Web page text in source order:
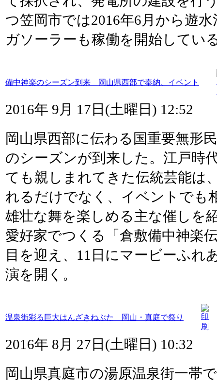
つ笠岡市では2016年6月から遊
ガソーラーも稼働を開始してい
備中神楽のシーズン到来 岡山県西部で奉納、イベント
2016年 9月 17日(土曜日) 12:52
岡山県西部に伝わる国重要無形
のシーズンが到来した。江戸時
ても親しまれてきた伝統芸能は
れるだけでなく、イベントでも
雄壮な舞を楽しめる主な催しを
愛好家でつくる「倉敷備中神楽
目を迎え、11日にマービーふれ
演を開く。
温泉街彩る巨大はんざきねぶた 岡山・真庭で祭り
2016年 8月 27日(土曜日) 10:32
岡山県真庭市の湯原温泉街一帯